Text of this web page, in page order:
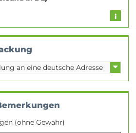
(ohne Gewähr)